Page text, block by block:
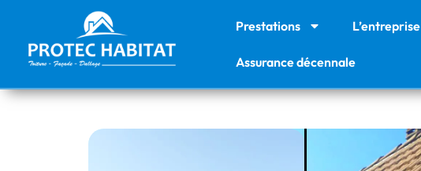
Prestations L’entreprise
Assurance décennale